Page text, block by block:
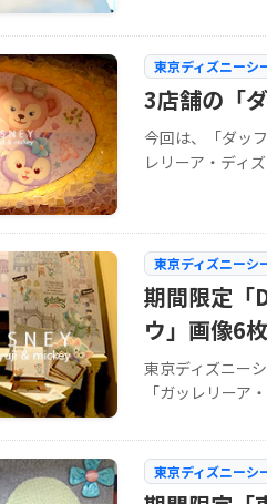
東京ディズニーシ
3店舗の「
今回は、「ダッ
レリーア・ディ
東京ディズニーシ
期間限定
ウ」画像6
東京ディズニー
「ガッレリーア
東京ディズニーシ